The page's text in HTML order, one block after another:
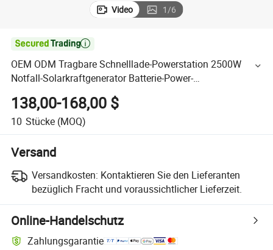
Video 1/6

OEM ODM Tragbare Schnelllade-Powerstation 2500W
Notfall-Solarkraftgenerator Batterie-Power-
138,00-168,00 $
10 Stücke (MOQ)
Versand
Versandkosten: Kontaktieren Sie den Lieferanten
bezüglich Fracht und voraussichtlicher Lieferzeit.
Online-Handelschutz
Zahlungsgarantie